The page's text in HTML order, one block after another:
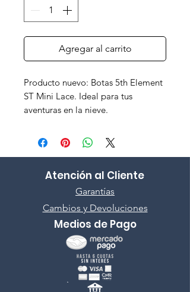
Agregar al carrito
Producto nuevo: Botas 5th Element
ST Mini Lace. Ideal para tus
aventuras en la nieve.
Atención al Cliente
Garantías
Cambios y Devoluciones
Medios de Pago